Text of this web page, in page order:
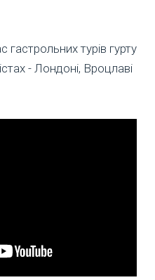
гастрольних турів гурту
- Лондоні, Вроцлаві